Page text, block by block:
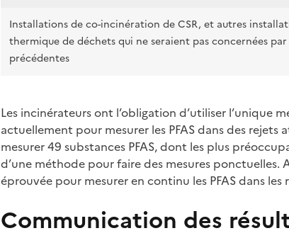
Installations de co-incinération de CSR, et autres
thermique de déchets qui ne seraient pas concernées par
précédentes
Les incinérateurs ont l’obligation d’utiliser l’unique
actuellement pour mesurer les PFAS dans des
mesurer 49 substances PFAS, dont les plus
d’une méthode pour faire des mesures ponctuelles.
éprouvée pour mesurer en continu les PFAS dans
Communication des